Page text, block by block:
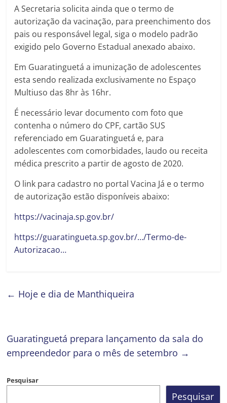
A Secretaria solicita ainda que o termo de
autorização da vacinação, para preenchimento dos
pais ou responsável legal, siga o modelo padrão
exigido pelo Governo Estadual anexado abaixo.
Em Guaratinguetá a imunização de adolescentes
esta sendo realizada exclusivamente no Espaço
Multiuso das 8hr às 16hr.
É necessário levar documento com foto que
contenha o número do CPF, cartão SUS
referenciado em Guaratinguetá e, para
adolescentes com comorbidades, laudo ou receita
médica prescrito a partir de agosto de 2020.
O link para cadastro no portal Vacina Já e o termo
de autorização estão disponíveis abaixo:
https://vacinaja.sp.gov.br/
https://guaratingueta.sp.gov.br/…/Termo-de-
Autorizacao…
← Hoje e dia de Manthiqueira
Guaratinguetá prepara lançamento da sala do
empreendedor para o mês de setembro →
Pesquisar
Pesquisar